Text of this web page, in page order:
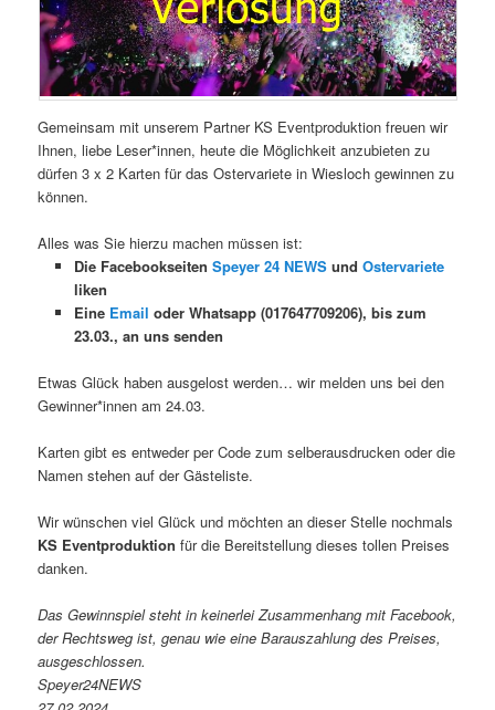
Gemeinsam mit unserem Partner KS Eventproduktion freuen wir
Ihnen, liebe Leser*innen, heute die Möglichkeit anzubieten zu
dürfen 3 x 2 Karten für das Ostervariete in Wiesloch gewinnen zu
können.
Alles was Sie hierzu machen müssen ist:
Die Facebookseiten Speyer 24 NEWSund Ostervariete
liken
Eine Email oder Whatsapp (017647709206), bis zum
23.03., an uns senden
Etwas Glück haben ausgelost werden… wir melden uns bei den
Gewinner*innen am 24.03.
Karten gibt es entweder per Code zum selberausdrucken oder die
Namen stehen auf der Gästeliste.
Wir wünschen viel Glück und möchten an dieser Stelle nochmals
KS Eventproduktion für die Bereitstellung dieses tollen Preises
danken.
Das Gewinnspiel steht in keinerlei Zusammenhang mit Facebook,
der Rechtsweg ist, genau wie eine Barauszahlung des Preises,
ausgeschlossen.
Speyer24NEWS